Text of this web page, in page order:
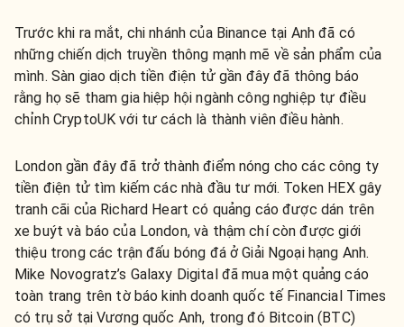
Trước khi ra mắt, chi nhánh của Binance tại Anh đã có
những chiến dịch truyền thông mạnh mẽ về sản phẩm của
mình. Sàn giao dịch tiền điện tử gần đây đã thông báo
rằng họ sẽ tham gia hiệp hội ngành công nghiệp tự điều
chỉnh CryptoUK với tư cách là thành viên điều hành.
London gần đây đã trở thành điểm nóng cho các công ty
tiền điện tử tìm kiếm các nhà đầu tư mới. Token HEX gây
tranh cãi của Richard Heart có quảng cáo được dán trên
xe buýt và báo của London, và thậm chí còn được giới
thiệu trong các trận đấu bóng đá ở Giải Ngoại hạng Anh.
Mike Novogratz’s Galaxy Digital đã mua một quảng cáo
toàn trang trên tờ báo kinh doanh quốc tế Financial Times
có trụ sở tại Vương quốc Anh, trong đó Bitcoin (BTC)